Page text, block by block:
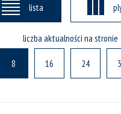
lista
liczba aktualności na stronie
8 16 24